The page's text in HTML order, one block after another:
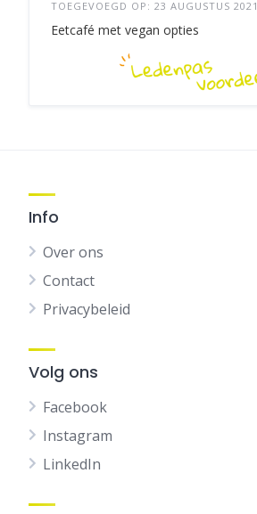
TOEGEVOEGD OP: 23 AUGUSTUS 2021
Eetcafé met vegan opties
Info
Over ons
Contact
Privacybeleid
Volg ons
Facebook
Instagram
LinkedIn